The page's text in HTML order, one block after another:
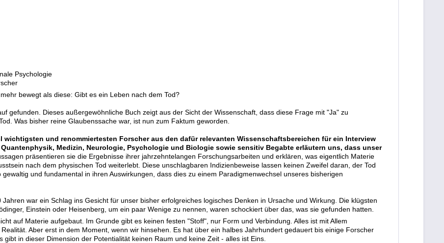
Psychologie
bewegt als diese: Gibt es ein Leben nach dem Tod?
gefunden. Dieses außergewöhnliche Buch zeigt aus der Sicht der Wissenschaft, dass diese Frage mit "Ja" zu
Was bisher reine Glaubenssache war, ist nun zum Faktum geworden.
wichtigsten und renommiertesten Forscher aus den dafür relevanten Wissenschaftsbereichen für ein Interview
Medizin, Neurologie, Psychologie und Biologie sowie sensitiv Begabte erläutern uns, dass unser
präsentieren sie die Ergebnisse ihrer jahrzehntelangen Forschungsarbeiten und erklären, was eigentlich Materie
nach dem physischen Tod weiterlebt. Diese unschlagbaren Indizienbeweise lassen keinen Zweifel daran, der Tod
und fundamental in ihren Auswirkungen, dass dies zu einem Paradigmenwechsel unseres bisherigen
war ein Schlag ins Gesicht für unser bisher erfolgreiches logisches Denken in Ursache und Wirkung. Die klügsten
Einstein oder Heisenberg, um ein paar Wenige zu nennen, waren schockiert über das, was sie gefunden hatten.
auf Materie aufgebaut. Im Grunde gibt es keinen festen "Stoff", nur Form und Verbindung. Alles ist mit Allem
Aber erst in dem Moment, wenn wir hinsehen. Es hat über ein halbes Jahrhundert gedauert bis einige Forscher
in dieser Dimension der Potentialität keinen Raum und keine Zeit - alles ist Eins.